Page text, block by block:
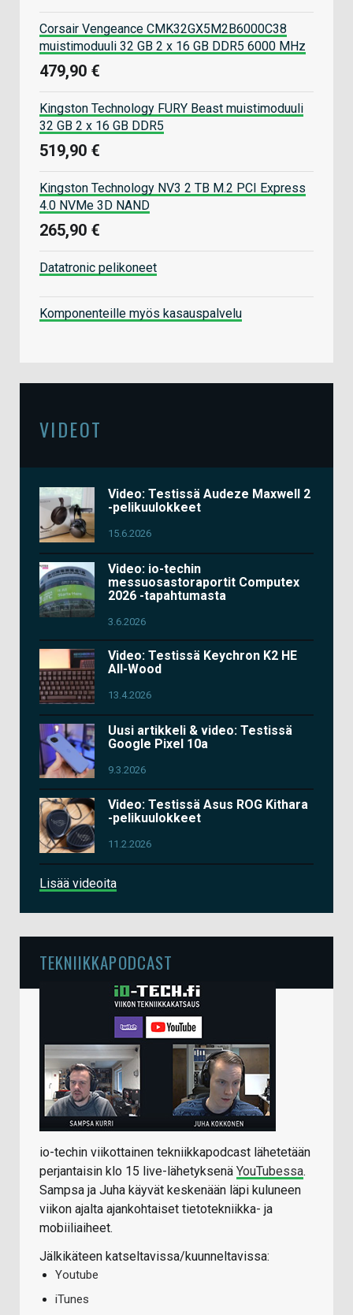
Corsair Vengeance CMK32GX5M2B6000C38
muistimoduuli 32 GB 2 x 16 GB DDR5 6000 MHz
479,90 €
Kingston Technology FURY Beast muistimoduuli
32 GB 2 x 16 GB DDR5
519,90 €
Kingston Technology NV3 2 TB M.2 PCI Express
4.0 NVMe 3D NAND
265,90 €
Datatronic pelikoneet
Komponenteille myös kasauspalvelu
VIDEOT
Video: Testissä Audeze Maxwell 2
-pelikuulokkeet
15.6.2026
Video: io-techin
messuosastoraportit Computex
2026 -tapahtumasta
3.6.2026
Video: Testissä Keychron K2 HE
All-Wood
13.4.2026
Uusi artikkeli & video: Testissä
Google Pixel 10a
9.3.2026
Video: Testissä Asus ROG Kithara
-pelikuulokkeet
11.2.2026
Lisää videoita
TEKNIIKKAPODCAST
io-techin viikottainen tekniikkapodcast lähetetään
perjantaisin klo 15 live-lähetyksenä YouTubessa.
Sampsa ja Juha käyvät keskenään läpi kuluneen
viikon ajalta ajankohtaiset tietotekniikka- ja
mobiiliaiheet.
Jälkikäteen katseltavissa/kuunneltavissa:
Youtube
iTunes